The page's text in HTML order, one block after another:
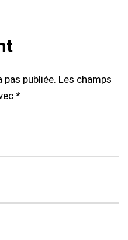
publiée. Les champs
*